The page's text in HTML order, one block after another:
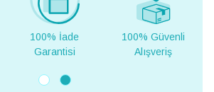
100% Güvenli
Alışveriş
Yurt Dışına
Teslimat